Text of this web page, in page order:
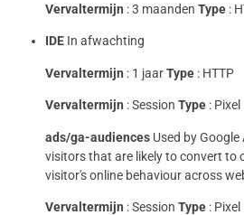
Vervaltermijn : 3 maanden Type :
IDE In afwachting
Vervaltermijn : 1 jaarType : HTTP
Vervaltermijn : Session Type : Pixel
ads/ga-audiences Used by
visitors that are likely to convert to
visitor's online behaviour across
Vervaltermijn : Session Type : Pixel